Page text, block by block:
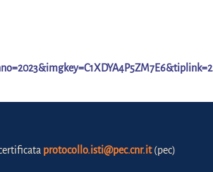
protocollo.isti@pec.cnr.it(pec)